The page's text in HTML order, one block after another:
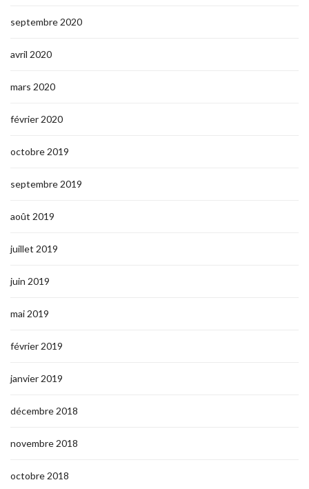
septembre 2020
avril 2020
mars 2020
février 2020
octobre 2019
septembre 2019
août 2019
juillet 2019
juin 2019
mai 2019
février 2019
janvier 2019
décembre 2018
novembre 2018
octobre 2018